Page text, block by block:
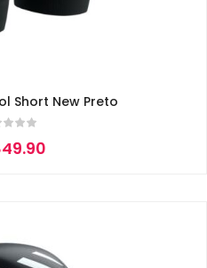
Short New Preto